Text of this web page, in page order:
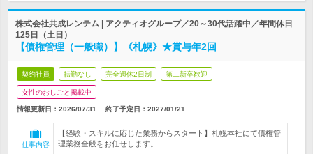
株式会社共成レンテム | アクティオグループ／20～30代活躍中／年間休日
125日（土日）
【債権管理（一般職）】《札幌》★賞与年2回
契約社員 転勤なし 完全週休2日制 第二新卒歓迎
女性のおしごと掲載中
情報更新日：2026/07/31 終了予定日： 2027/01/21
仕事内容
【経験・スキルに応じた業務からスタート】札幌本社にて債権管
理業務全般をお任せします。